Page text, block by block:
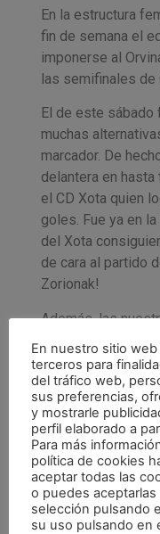
En la estructura
fin de semana el
imponerse al
las semifinales de
El de este sábado
muchas
marcador. De
delantera en
el CD Xota quien
goles. Fue ya en
del Xota
de cara al partido
Zorionak!
Además, las
el pasado jueves
1) y eso que
adelantarse. Una
Eider Goikoa con
Beguiristáin y dos
triunfo.
El próximo fin de
Senior, que tras
Ribera Navarra
En nuestro sitio
terceros para
del tráfico web,
sus preferencias,
y mostrarle
perfil elaborado a
Para más
política de cookies
aceptar todas las
o puedes
selección pulsando
su uso pulsando en